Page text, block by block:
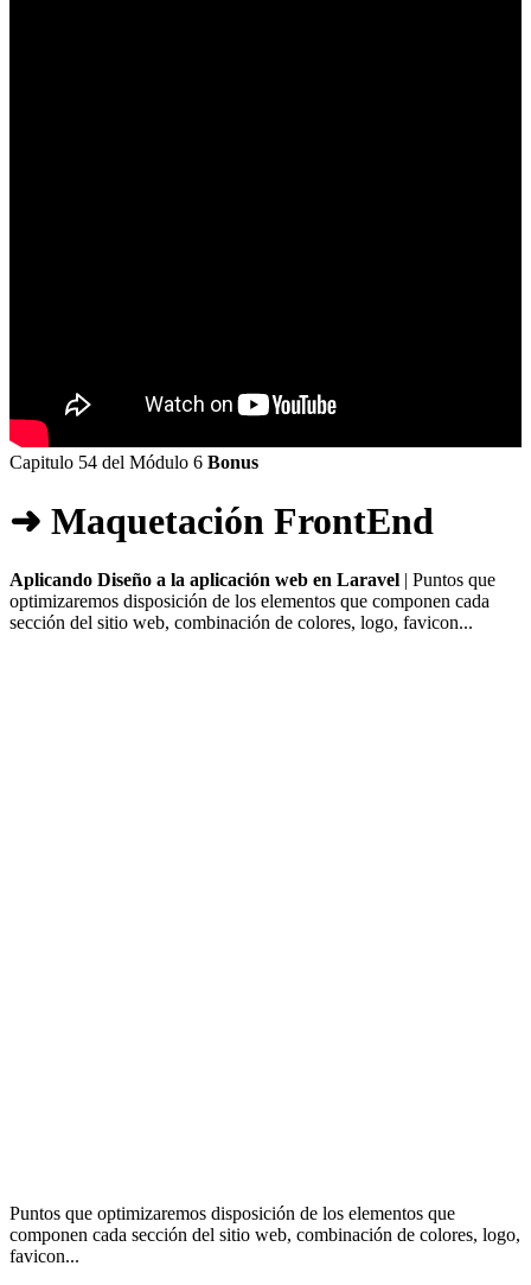
Capitulo 54 del Módulo 6 Bonus
➜ Maquetación FrontEnd
Aplicando Diseño a la aplicación web en Laravel | Puntos que
optimizaremos disposición de los elementos que componen cada
sección del sitio web, combinación de colores, logo, favicon...
Puntos que optimizaremos disposición de los elementos que
componen cada sección del sitio web, combinación de colores, logo,
favicon...